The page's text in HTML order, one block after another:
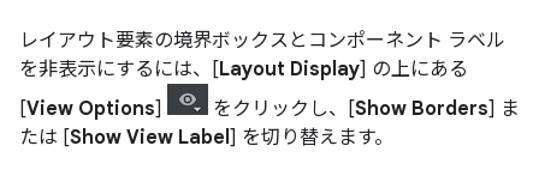
レイアウト要素の境界ボックスとコンポーネント ラベル
を非表示にするには、[Layout Display] の上にある
[View Options] をクリックし、[Show Borders] ま
たは [Show View Label] を切り替えます。